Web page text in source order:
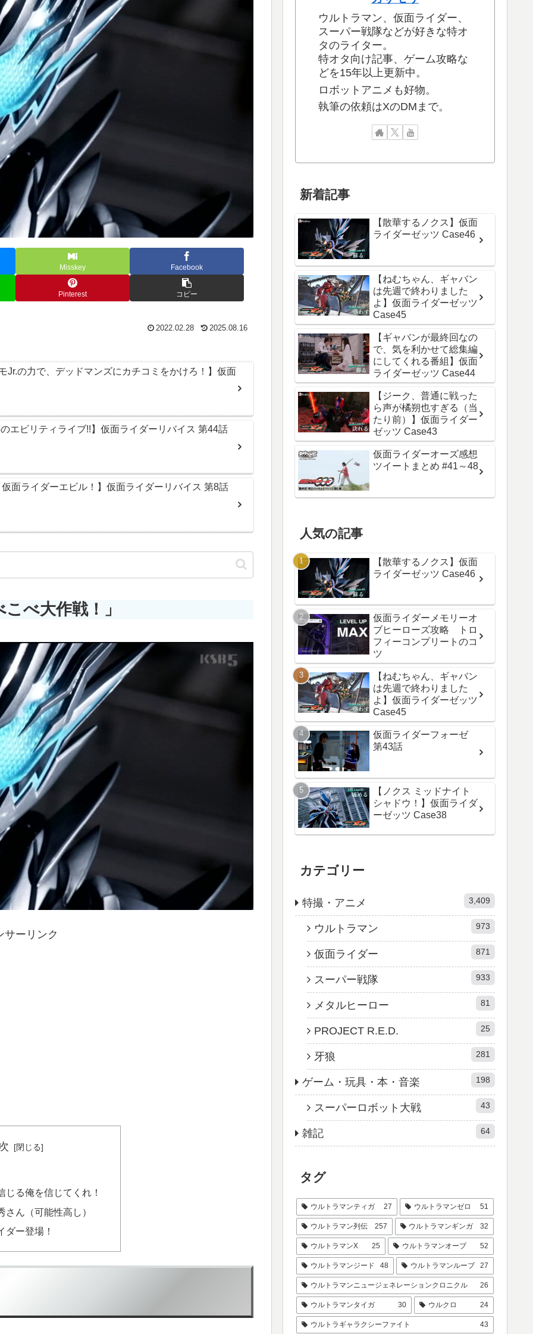
Misskey Facebook
Pinterest コピー
2022.02.28 2025.08.16
Jr.の力で、デッドマンズにカチコミをかけろ！】仮面
エビリティライブ!!】仮面ライダーリバイス 第44話
面ライダーエビル！】仮面ライダーリバイス 第8話
べ大作戦！」
サーリンク
じる俺を信じてくれ！
さん（可能性高し）
ダー登場！
ウルトラマン、仮面ライダー、
スーパー戦隊などが好きな特オ
タのライター。
特オタ向け記事、ゲーム攻略な
どを15年以上更新中。
ロボットアニメも好物。
執筆の依頼はXのDMまで。
新着記事
【散華するノクス】仮面
ライダーゼッツ Case46
【ねむちゃん、ギャバン
は先週で終わりました
よ】仮面ライダーゼッツ
Case45
【ギャバンが最終回なの
で、気を利かせて総集編
にしてくれる番組】仮面
ライダーゼッツ Case44
【ジーク、普通に戦った
ら声が橘朔也すぎる（当
たり前）】仮面ライダー
ゼッツ Case43
仮面ライダーオーズ感想
ツイートまとめ #41～48
人気の記事
【散華するノクス】仮面
ライダーゼッツ Case46
仮面ライダーメモリーオ
ブヒーローズ攻略 トロ
フィーコンプリートのコ
ツ
【ねむちゃん、ギャバン
は先週で終わりました
よ】仮面ライダーゼッツ
Case45
仮面ライダーフォーゼ
第43話
【ノクス ミッドナイト
シャドウ！】仮面ライダ
ーゼッツ Case38
カテゴリー
特撮・アニメ 3,409
ウルトラマン 973
仮面ライダー 871
スーパー戦隊 933
メタルヒーロー 81
PROJECT R.E.D. 25
牙狼 281
ゲーム・玩具・本・音楽 198
スーパーロボット大戦 43
雑記 64
タグ
ウルトラマンティガ 27 ウルトラマンゼロ 51
ウルトラマン列伝 257 ウルトラマンギンガ 32
ウルトラマンX 25 ウルトラマンオーブ 52
ウルトラマンジード 48 ウルトラマンルーブ 27
ウルトラマンニュージェネレーションクロニクル 26
ウルトラマンタイガ 30 ウルクロ 24
ウルトラギャラクシーファイト 43